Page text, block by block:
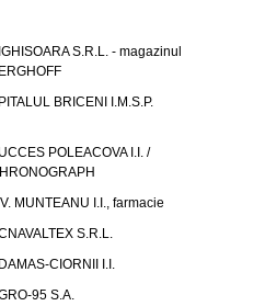
S.R.L. - magazinul
BRICENI I.M.S.P.
POLEACOVA I.I. /
MUNTEANU I.I., farmacie
S.R.L.
CIORNII I.I.
95 S.A.